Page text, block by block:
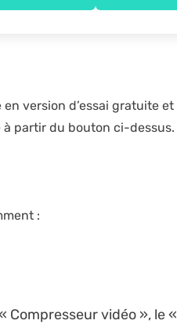
version d’essai gratuite et
à partir du bouton ci-dessus.
:
Compresseur vidéo », le «